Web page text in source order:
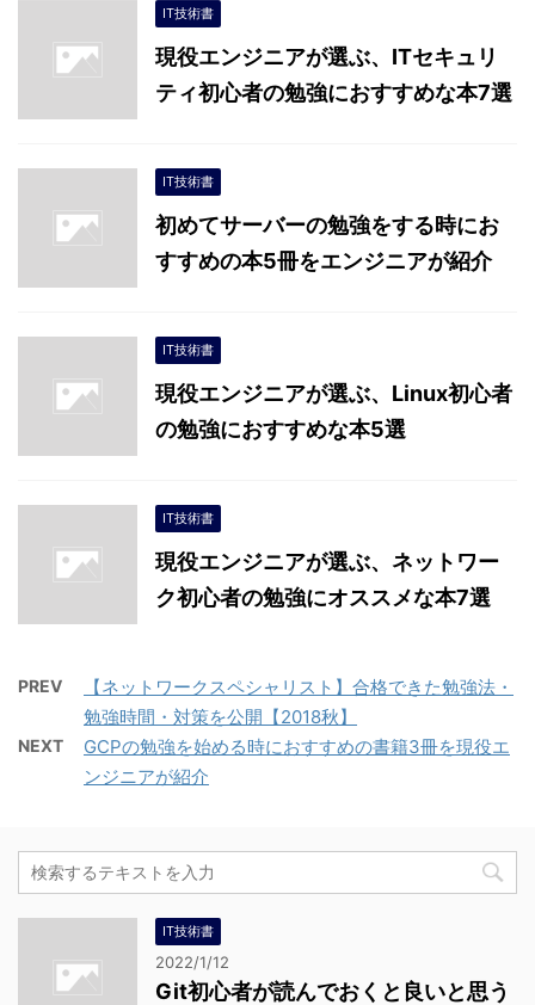
IT技術書
現役エンジニアが選ぶ、ITセキュリ
ティ初心者の勉強におすすめな本7選
IT技術書
初めてサーバーの勉強をする時にお
すすめの本5冊をエンジニアが紹介
IT技術書
現役エンジニアが選ぶ、Linux初心者
の勉強におすすめな本5選
IT技術書
現役エンジニアが選ぶ、ネットワー
ク初心者の勉強にオススメな本7選
PREV
【ネットワークスペシャリスト】合格できた勉強法・
勉強時間・対策を公開【2018秋】
NEXT
GCPの勉強を始める時におすすめの書籍3冊を現役エ
ンジニアが紹介
IT技術書
2022/1/12
Git初心者が読んでおくと良いと思う